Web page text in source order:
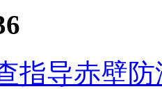
指导赤壁